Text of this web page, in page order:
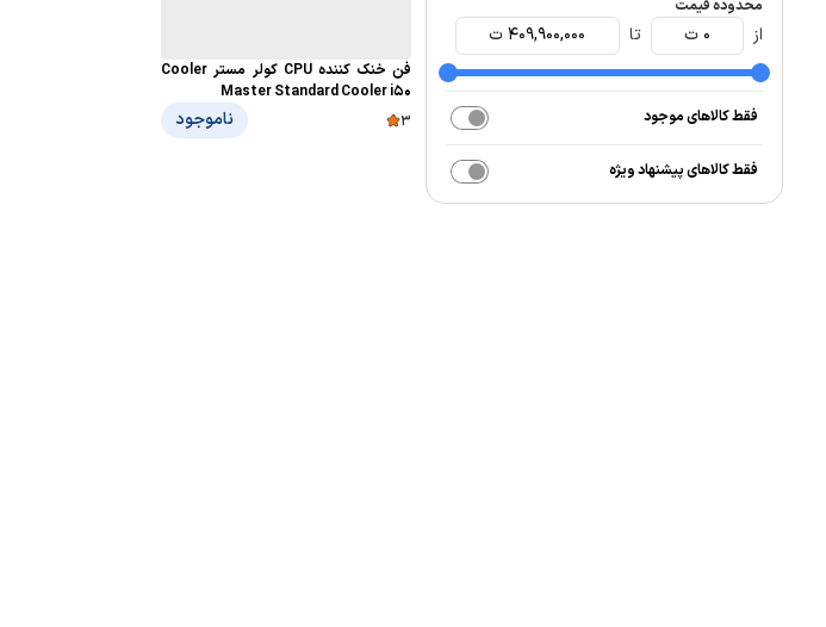
محدوده قیمت
از 0 ت تا 409,900,000 ت
فقط کالاهای موجود
فقط کالاهای پیشنهاد ویژه
فن خنک کننده CPU کولر مستر Cooler
Master Standard Cooler i50
3
ناموجود